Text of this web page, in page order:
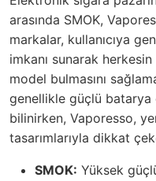
arasında SMOK,
markalar, kullanıcıya
imkanı sunarak
model bulmasını
genellikle güçlü batarya
bilinirken, Vaporesso,
tasarımlarıyla dikkat
SMOK: Yüksek